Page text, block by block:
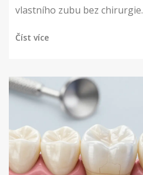
vlastního zubu bez chirurgie.
Číst více